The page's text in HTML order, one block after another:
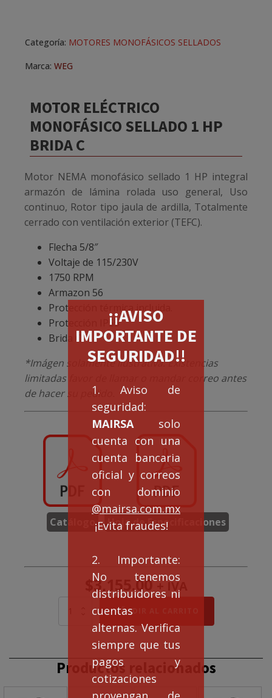
¡¡AVISO
IMPORTANTE DE
SEGURIDAD!!
1. Aviso de
seguridad:
MAIRSA solo
cuenta con una
cuenta bancaria
oficial y correos
con dominio
@mairsa.com.mx
¡Evita fraudes!
2. Importante:
No tenemos
distribuidores ni
cuentas
alternas. Verifica
siempre que tus
pagos y
cotizaciones
MOTOR ELÉCTRICO
MONOFÁSICO SELLADO 1 HP
BRIDA C
Motor NEMA monofásico sellado 1 HP integral
armazón de lámina rolada uso general, Uso
continuo, Rotor tipo jaula de ardilla, Totalmente
cerrado con ventilación exterior (TEFC).
Flecha 5/8″
Voltaje de 115/230V
1750 RPM
Armazon 56
Protección térmica incluida.
Protección IP55
Brida C
*Imágen solamente ilustrativa. Existencias
limitadas favor de llamar o mandar correo antes
de hacer su pedido.
Catálogo Hoja de Especificaciones
$3,155.00 + IVA
MONOFÁSICO
HP
BRIDA
C
AÑADIR AL CARRITO
Categoría: MOTORES MONOFÁSICOS SELLADOS
Marca: WEG
Productos relacionados